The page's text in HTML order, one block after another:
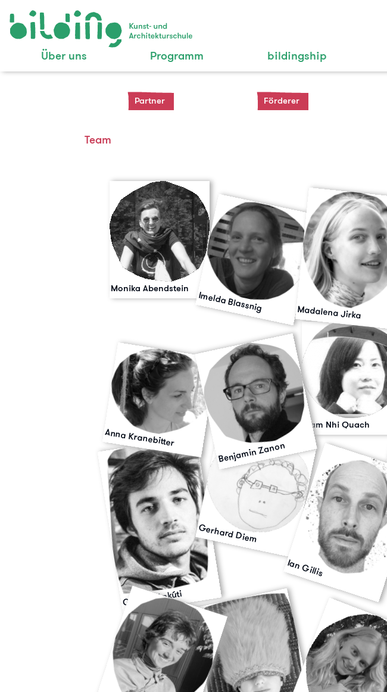
Über uns Programm bildingship
Partner Förderer
Team
Monika Abendstein
Imelda Blassnig Madalena Jirka
Anna Kranebitter
Benjamin Zanon
Cam Nhi Quach
Gergö Bánkúti
Gerhard Diem
Ian Gillis